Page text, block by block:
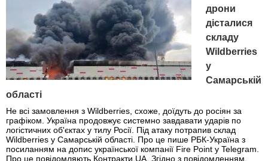
дрони
дісталися
складу
Wildberries
у
Самарській
області
Не всі замовлення з Wildberries, схоже, доїдуть до росіян за
графіком. Україна продовжує системно завдавати ударів по
логістичних об'єктах у тилу Росії. Під атаку потрапив склад
Wildberries у Самарській області. Про це пише РБК-Україна з
посиланням на допис української компанії Fire Point у Telegram.
Про це повідомляють Контракти.UA. Згідно з повідомленням,